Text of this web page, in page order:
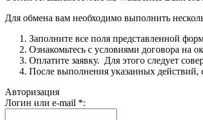
Для обмена вам необходимо выполнить
Заполните все поля представленной
Ознакомьтесь с условиями договора на
Оплатите заявку. Для этого следует
После выполнения указанных действий,
Авторизация
Логин или e-mail *: